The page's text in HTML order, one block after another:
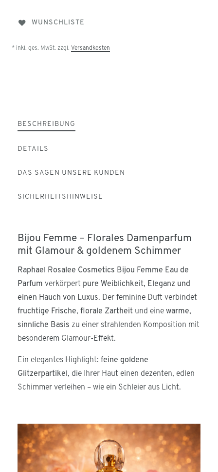
WUNSCHLISTE
* inkl. ges. MwSt. zzgl. Versandkosten
BESCHREIBUNG
DETAILS
DAS SAGEN UNSERE KUNDEN
SICHERHEITSHINWEISE
Bijou Femme – Florales Damenparfum
mit Glamour & goldenem Schimmer
Raphael Rosalee Cosmetics Bijou Femme Eau de
Parfum verkörpert pure Weiblichkeit, Eleganz und
einen Hauch von Luxus. Der feminine Duft verbindet
fruchtige Frische, florale Zartheit und eine warme,
sinnliche Basis zu einer strahlenden Komposition mit
besonderem Glamour-Effekt.
Ein elegantes Highlight: feine goldene
Glitzerpartikel , die Ihrer Haut einen dezenten, edlen
Schimmer verleihen – wie ein Schleier aus Licht.